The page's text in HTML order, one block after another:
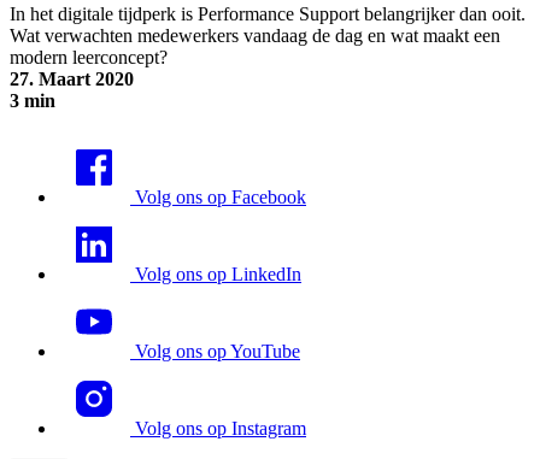
In het digitale tijdperk is Performance Support belangrijker dan ooit.
Wat verwachten medewerkers vandaag de dag en wat maakt een
modern leerconcept?
27. Maart 2020
3 min
Volg ons op Facebook
Volg ons op LinkedIn
Volg ons op YouTube
Volg ons op Instagram